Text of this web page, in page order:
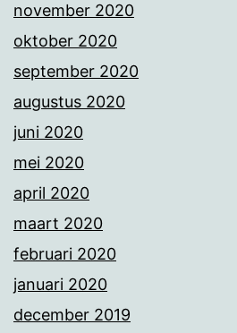
november 2020
oktober 2020
september 2020
augustus 2020
juni 2020
mei 2020
april 2020
maart 2020
februari 2020
januari 2020
december 2019